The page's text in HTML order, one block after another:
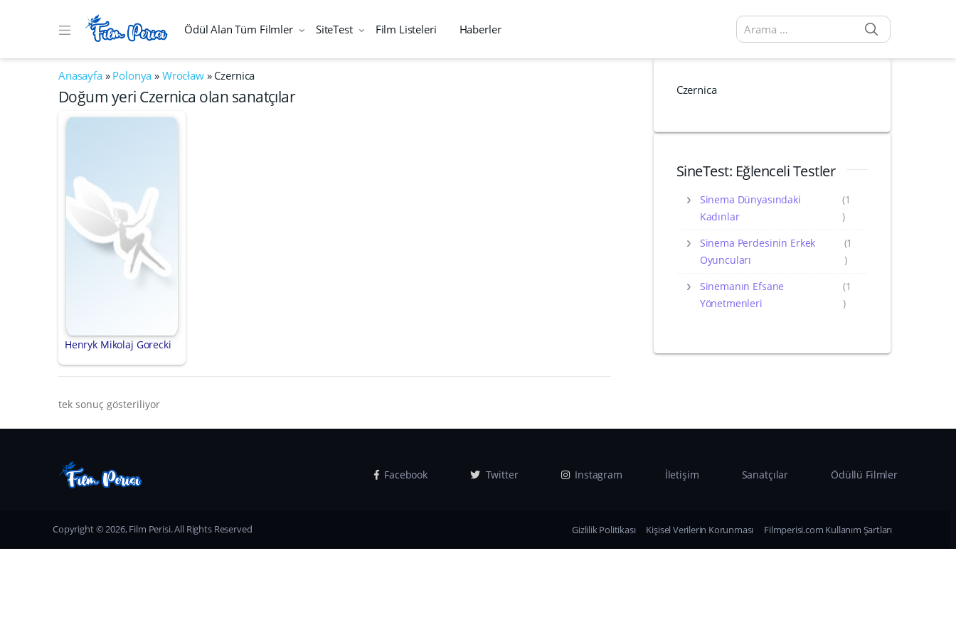
Ödül Alan Tüm Filmler SiteTest Film Listeleri Haberler
Arama sonuçları:
Anasayfa» Polonya » Wrocław» Czernica
Doğum yeri Czernica olan sanatçılar
Henryk Mikolaj Gorecki
tek sonuç gösteriliyor
Czernica
SineTest: Eğlenceli Testler
Sinema Dünyasındaki
Kadınlar
(1
)
Sinema Perdesinin Erkek
Oyuncuları
(1
)
Sinemanın Efsane
Yönetmenleri
(1
)
Facebook Twitter Instagram İletişim Sanatçılar Ödüllü Filmler
Copyright © 2026, Film Perisi. All Rights Reserved Gizlilik Politikası Kişisel Verilerin Korunması Filmperisi.com Kullanım Şartları